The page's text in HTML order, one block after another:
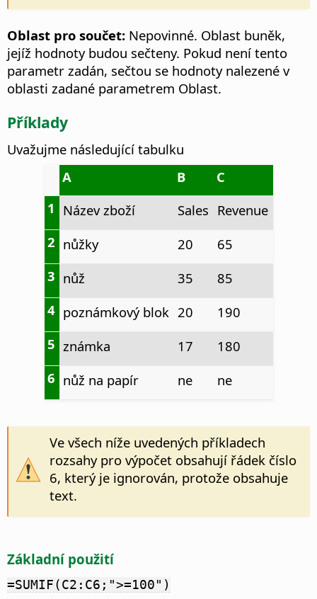
Oblast pro součet: Nepovinné. Oblast buněk,
jejíž hodnoty budou sečteny. Pokud není tento
parametr zadán, sečtou se hodnoty nalezené v
oblasti zadané parametrem Oblast.
Příklady
Uvažujme následující tabulku
A
B
C
1 Název zboží Sales Revenue
2 nůžky 20
65
3 nůž 35
85
4 poznámkový blok 20
190
5 známka 17
180
6 nůž na papír ne ne
Ve všech níže uvedených příkladech
rozsahy pro výpočet obsahují řádek číslo
6, který je ignorován, protože obsahuje
text.
Základní použití
=SUMIF(C2:C6;">=100")